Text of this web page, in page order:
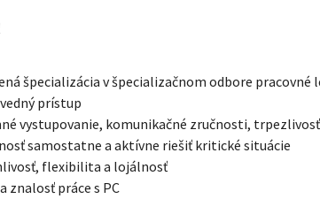
špecializácia v špecializačnom odbore pracovné
prístup
vystupovanie, komunikačné zručnosti, trpezlivosť
samostatne a aktívne riešiť kritické situácie
flexibilita a lojálnosť
znalosť práce s PC